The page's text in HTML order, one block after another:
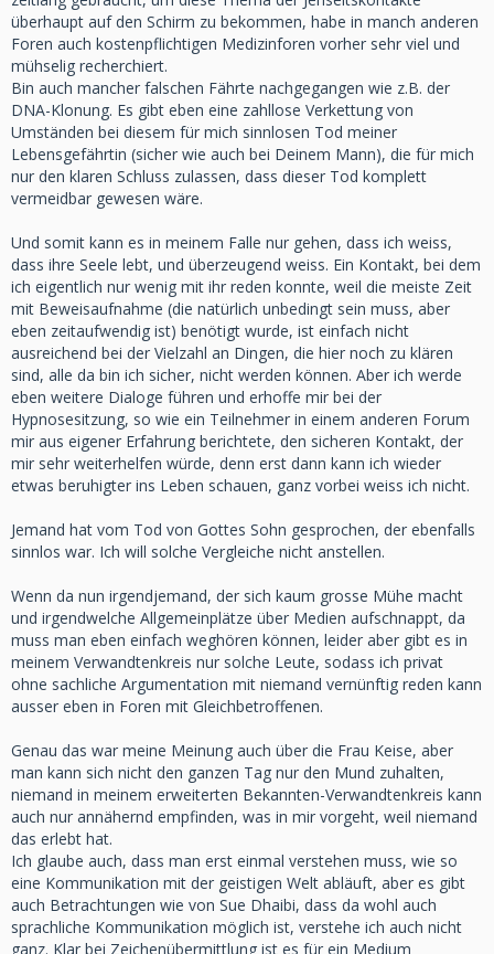
überhaupt auf den Schirm zu bekommen, habe in manch anderen
Foren auch kostenpflichtigen Medizinforen vorher sehr viel und
mühselig recherchiert.
Bin auch mancher falschen Fährte nachgegangen wie z.B. der
DNA-Klonung. Es gibt eben eine zahllose Verkettung von
Umständen bei diesem für mich sinnlosen Tod meiner
Lebensgefährtin (sicher wie auch bei Deinem Mann), die für mich
nur den klaren Schluss zulassen, dass dieser Tod komplett
vermeidbar gewesen wäre.
Und somit kann es in meinem Falle nur gehen, dass ich weiss,
dass ihre Seele lebt, und überzeugend weiss. Ein Kontakt, bei dem
ich eigentlich nur wenig mit ihr reden konnte, weil die meiste Zeit
mit Beweisaufnahme (die natürlich unbedingt sein muss, aber
eben zeitaufwendig ist) benötigt wurde, ist einfach nicht
ausreichend bei der Vielzahl an Dingen, die hier noch zu klären
sind, alle da bin ich sicher, nicht werden können. Aber ich werde
eben weitere Dialoge führen und erhoffe mir bei der
Hypnosesitzung, so wie ein Teilnehmer in einem anderen Forum
mir aus eigener Erfahrung berichtete, den sicheren Kontakt, der
mir sehr weiterhelfen würde, denn erst dann kann ich wieder
etwas beruhigter ins Leben schauen, ganz vorbei weiss ich nicht.
Jemand hat vom Tod von Gottes Sohn gesprochen, der ebenfalls
sinnlos war. Ich will solche Vergleiche nicht anstellen.
Wenn da nun irgendjemand, der sich kaum grosse Mühe macht
und irgendwelche Allgemeinplätze über Medien aufschnappt, da
muss man eben einfach weghören können, leider aber gibt es in
meinem Verwandtenkreis nur solche Leute, sodass ich privat
ohne sachliche Argumentation mit niemand vernünftig reden kann
ausser eben in Foren mit Gleichbetroffenen.
Genau das war meine Meinung auch über die Frau Keise, aber
man kann sich nicht den ganzen Tag nur den Mund zuhalten,
niemand in meinem erweiterten Bekannten-Verwandtenkreis kann
auch nur annähernd empfinden, was in mir vorgeht, weil niemand
das erlebt hat.
Ich glaube auch, dass man erst einmal verstehen muss, wie so
eine Kommunikation mit der geistigen Welt abläuft, aber es gibt
auch Betrachtungen wie von Sue Dhaibi, dass da wohl auch
sprachliche Kommunikation möglich ist, verstehe ich auch nicht
ganz. Klar bei Zeichenübermittlung ist es für ein Medium